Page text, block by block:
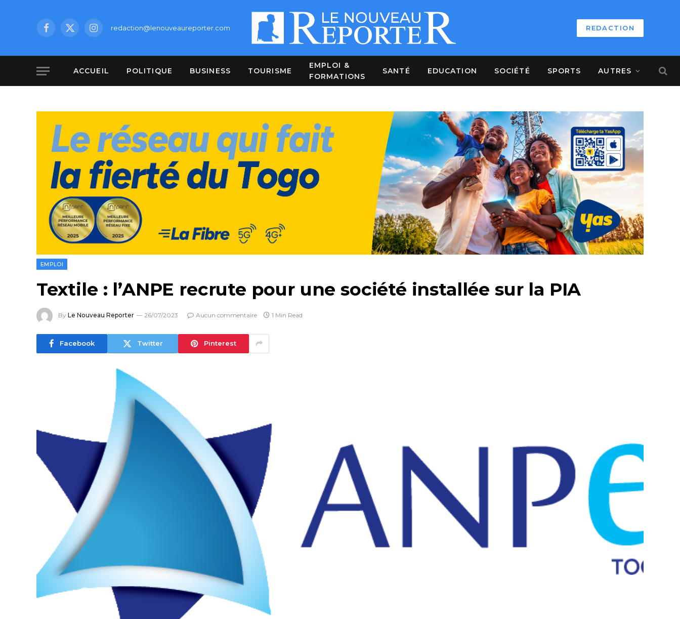
Facebook
X
Instagramredaction@lenouveaureporter.com REDACTION
ACCUEIL POLITIQUE BUSINESS TOURISME
EMPLOI &
FORMATIONS
SANTÉ EDUCATION SOCIÉTÉ SPORTS AUTRES
EMPLOI
Textile : l’ANPE recrute pour une société installée sur la PIA
By Le Nouveau Reporter 26/07/2023 Aucun commentaire 1 Min Read
Facebook Twitter Pinterest